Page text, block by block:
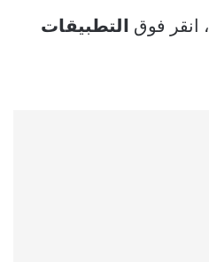
، انقر فوق التطبيقات